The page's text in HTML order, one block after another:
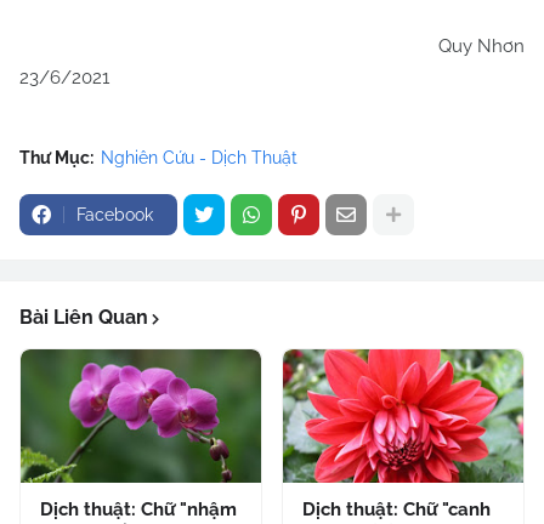
Quy Nhơn
23/6/2021
Thư Mục: Nghiên Cứu - Dịch Thuật
Facebook
Bài Liên Quan
Dịch thuật: Chữ "nhậm
Dịch thuật: Chữ "canh